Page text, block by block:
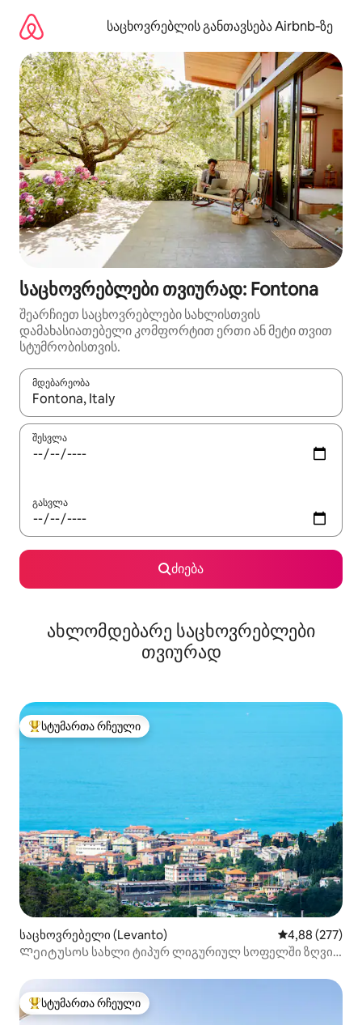
გადასვლა
საცხოვრებლის განთავსება Airbnb‑ზე
საცხოვრებლები თვიურად: Fontona
შეარჩიეთ საცხოვრებლები სახლისთვის
დამახასიათებელი კომფორტით ერთი ან მეტი თვით
სტუმრობისთვის.
მდებარეობა
როცა შედეგები ხელმისაწვდომი გახდება, ნავიგაციისთვის
შესვლა
გასვლა
ძიება
ახლომდებარე საცხოვრებლები
თვიურად
სტუმართა რჩეული მოწინავე ვარიანტი
სტუმართა რჩეული
საცხოვრებელი (Levanto) საშუალო
4,88 (277)
Ლეიტუსოს სახლი ტიპურ ლიგურიულ სოფელში ზღვის
სტუმართა რჩეული მოწინავე ვარიანტი
სტუმართა რჩეული